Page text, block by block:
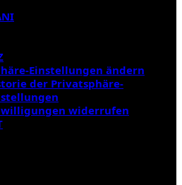
Einstellungen ändern
der Privatsphäre-
widerrufen